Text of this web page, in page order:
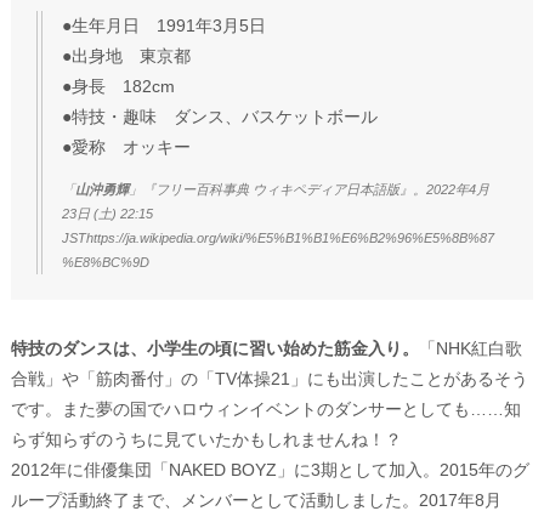
●生年月日 1991年3月5日
●出身地 東京都
●身長 182cm
●特技・趣味 ダンス、バスケットボール
●愛称 オッキー
「山沖勇輝」『フリー百科事典 ウィキペディア日本語版』。2022年4月
23日 (土) 22:15
JSThttps://ja.wikipedia.org/wiki/%E5%B1%B1%E6%B2%96%E5%8B%87
%E8%BC%9D
特技のダンスは、小学生の頃に習い始めた筋金入り。
「NHK紅白歌
合戦」や「筋肉番付」の「TV体操21」にも出演したことがあるそう
です。また夢の国でハロウィンイベントのダンサーとしても……知
らず知らずのうちに見ていたかもしれませんね！？
2012年に俳優集団「NAKED BOYZ」に3期として加入。2015年のグ
ループ活動終了まで、メンバーとして活動しました。2017年8月